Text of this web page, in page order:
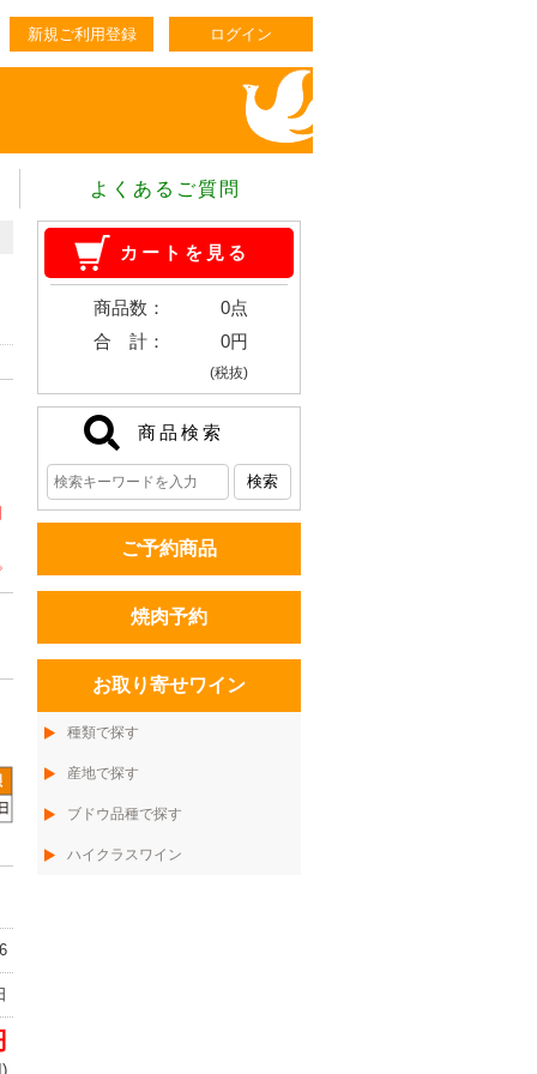
新規ご利用登録 ログイン
よくあるご質問
カートを見る
商品数：
0点
合 計：
0円
(税抜)
商品検索
ご予約商品
焼肉予約
お取り寄せワイン
種類で探す
産地で探す
ブドウ品種で探す
ハイクラスワイン